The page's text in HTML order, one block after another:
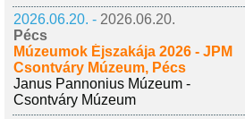
2026.06.20. - 2026.06.20.
Pécs
Múzeumok Éjszakája 2026 - JPM
Csontváry Múzeum, Pécs
Janus Pannonius Múzeum -
Csontváry Múzeum